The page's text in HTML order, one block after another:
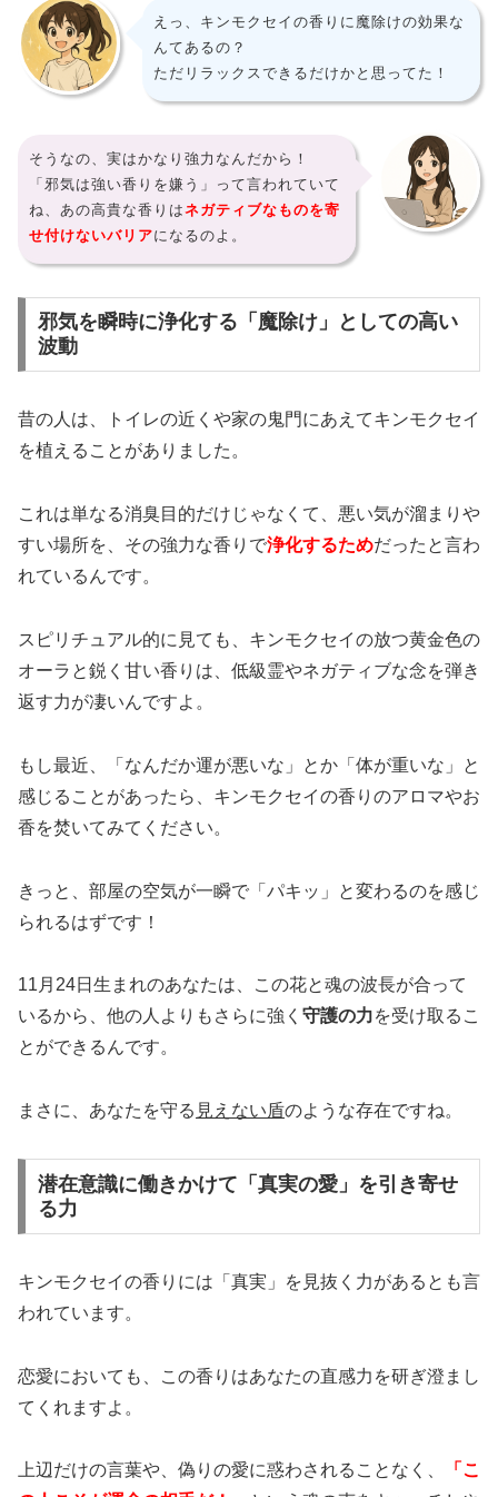
えっ、キンモクセイの香りに魔除けの効果な
んてあるの？
ただリラックスできるだけかと思ってた！
そうなの、実はかなり強力なんだから！
「邪気は強い香りを嫌う」って言われていて
ね、あの高貴な香りはネガティブなものを寄
せ付けないバリアになるのよ。
邪気を瞬時に浄化する「魔除け」としての高い
波動
昔の人は、トイレの近くや家の鬼門にあえてキンモクセイ
を植えることがありました。
これは単なる消臭目的だけじゃなくて、悪い気が溜まりや
すい場所を、その強力な香りで浄化するためだったと言わ
れているんです。
スピリチュアル的に見ても、キンモクセイの放つ黄金色の
オーラと鋭く甘い香りは、低級霊やネガティブな念を弾き
返す力が凄いんですよ。
もし最近、「なんだか運が悪いな」とか「体が重いな」と
感じることがあったら、キンモクセイの香りのアロマやお
香を焚いてみてください。
きっと、部屋の空気が一瞬で「パキッ」と変わるのを感じ
られるはずです！
11月24日生まれのあなたは、この花と魂の波長が合って
いるから、他の人よりもさらに強く 守護の力を受け取るこ
とができるんです。
まさに、あなたを守る 見えない盾のような存在ですね。
潜在意識に働きかけて「真実の愛」を引き寄せ
る力
キンモクセイの香りには「真実」を見抜く力があるとも言
われています。
恋愛においても、この香りはあなたの直感力を研ぎ澄まし
てくれますよ。
上辺だけの言葉や、偽りの愛に惑わされることなく、
「こ